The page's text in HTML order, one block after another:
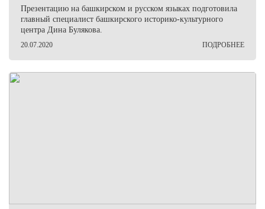
Презентацию на башкирском и русском языках подготовила
главный специалист башкирского историко-культурного
центра Дина Булякова.
20.07.2020 ПОДРОБНЕЕ